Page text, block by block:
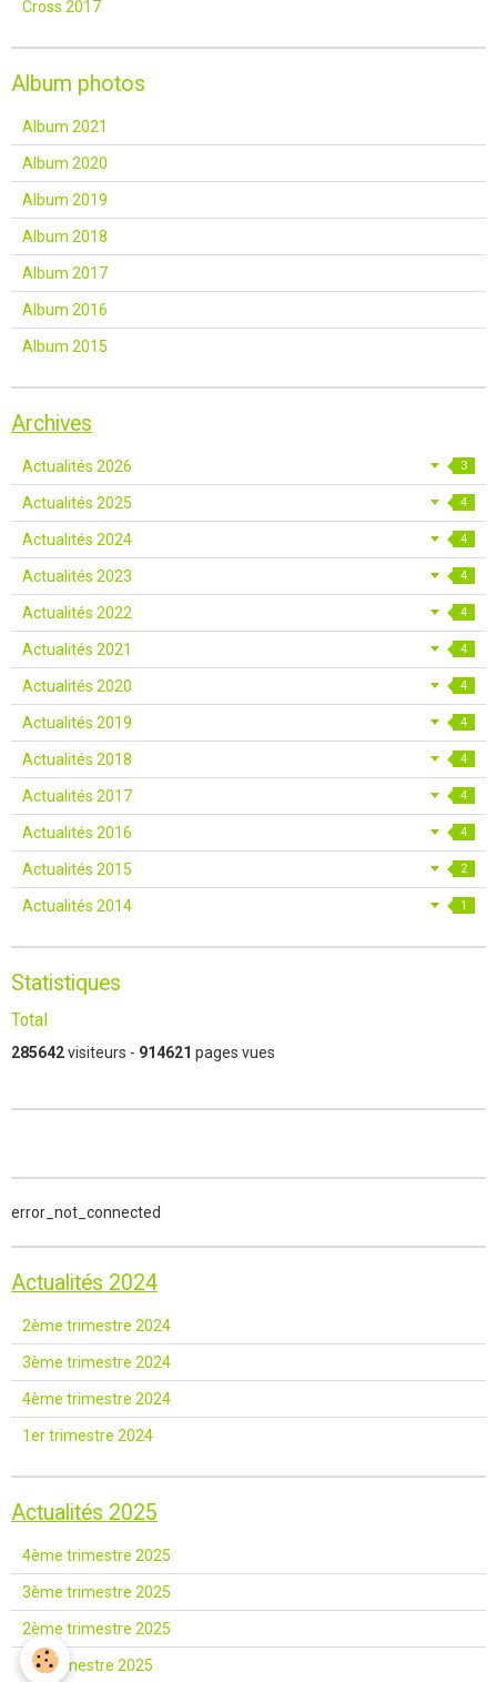
Cross 2017
Album photos
Album 2021
Album 2020
Album 2019
Album 2018
Album 2017
Album 2016
Album 2015
Archives
Actualités 2026 3
Actualités 2025 4
Actualités 2024 4
Actualités 2023 4
Actualités 2022 4
Actualités 2021 4
Actualités 2020 4
Actualités 2019 4
Actualités 2018 4
Actualités 2017 4
Actualités 2016 4
Actualités 2015 2
Actualités 2014 1
Statistiques
Total
285642visiteurs - 914621 pages vues
error_not_connected
Actualités 2024
2ème trimestre 2024
3ème trimestre 2024
4ème trimestre 2024
1er trimestre 2024
Actualités 2025
4ème trimestre 2025
3ème trimestre 2025
2ème trimestre 2025
1er trimestre 2025